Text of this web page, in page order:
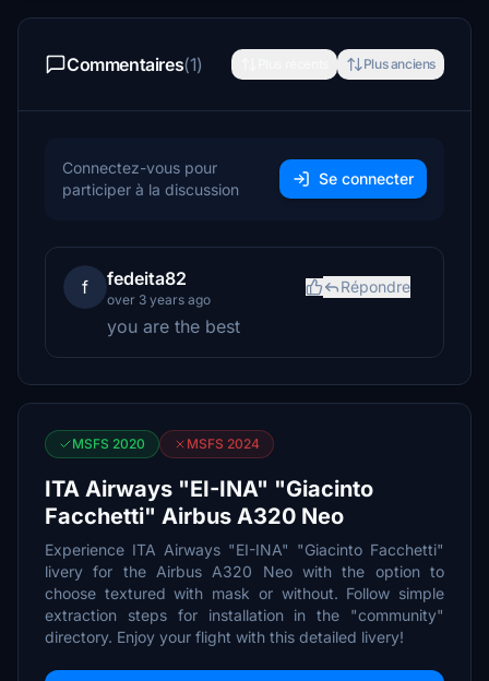
Commentaires(1) Plus anciens
Connectez-vous pour
participer à la discussion
Se connecter
f fedeita82
over 3 years ago
Répondre
you are the best
MSFS 2020 MSFS 2024
ITA Airways "EI-INA" "Giacinto
Facchetti" Airbus A320 Neo
Experience ITA Airways "EI-INA" "Giacinto Facchetti"
livery for the Airbus A320 Neo with the option to
choose textured with mask or without. Follow simple
extraction steps for installation in the "community"
directory. Enjoy your flight with this detailed livery!